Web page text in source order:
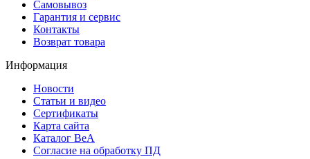
Самовывоз
Гарантия и сервис
Контакты
Возврат товара
Информация
Новости
Статьи и видео
Сертификаты
Карта сайта
Каталог BeA
Согласие на обработку ПД